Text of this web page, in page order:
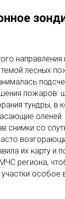
направления
лесных
пожаров:
тундры, в
снимки со
их карту и
региона,
участки особое